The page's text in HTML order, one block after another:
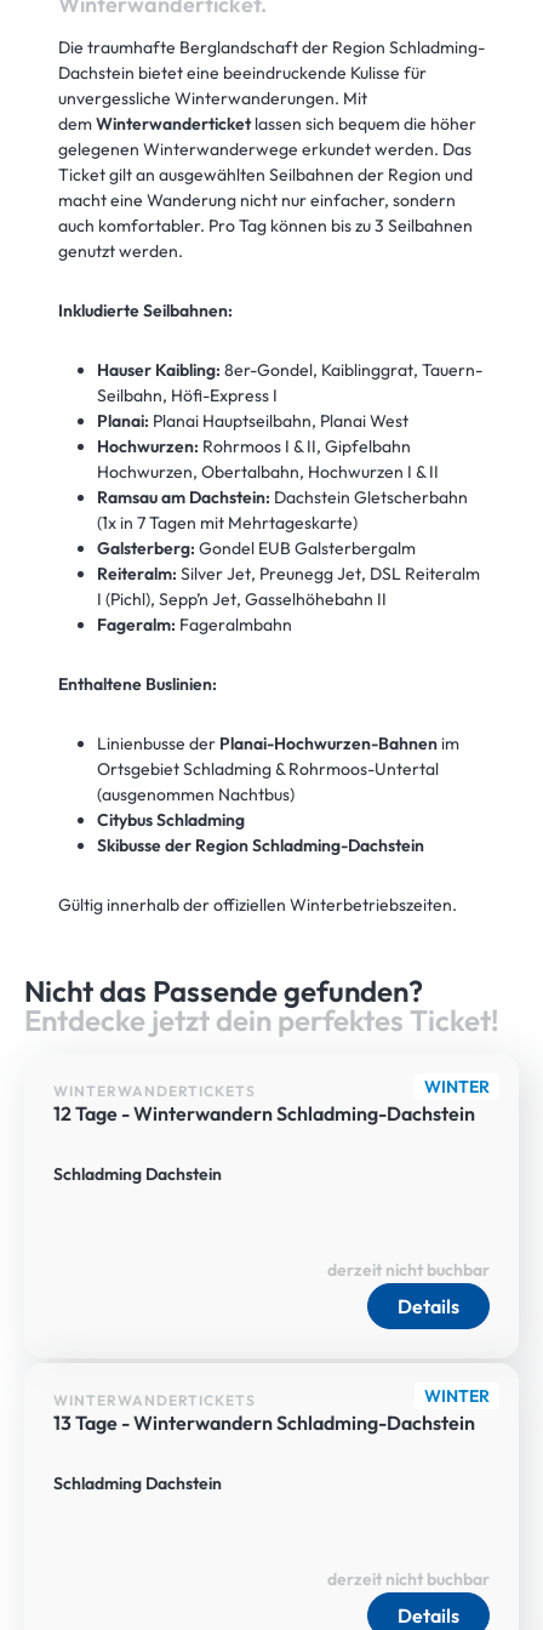
Die traumhafte Berglandschaft der Region Schladming-
Dachstein bietet eine beeindruckende Kulisse für
unvergessliche Winterwanderungen. Mit
demWinterwanderticketlassen sich bequem die höher
gelegenen Winterwanderwege erkundet werden. Das
Ticket gilt an ausgewählten Seilbahnen der Region und
macht eine Wanderung nicht nur einfacher, sondern
auch komfortabler. Pro Tag können bis zu 3 Seilbahnen
genutzt werden.
Inkludierte Seilbahnen:
Hauser Kaibling: 8er-Gondel, Kaiblinggrat, Tauern-
Seilbahn, Höfi-Express I
Planai: Planai Hauptseilbahn, Planai West
Hochwurzen: Rohrmoos I & II, Gipfelbahn
Hochwurzen, Obertalbahn, Hochwurzen I & II
Ramsau am Dachstein: Dachstein Gletscherbahn
(1x in 7 Tagen mit Mehrtageskarte)
Galsterberg: Gondel EUB Galsterbergalm
Reiteralm: Silver Jet, Preunegg Jet, DSL Reiteralm
I (Pichl), Sepp’n Jet, Gasselhöhebahn II
Fageralm: Fageralmbahn
Enthaltene Buslinien:
Linienbusse der Planai-Hochwurzen-Bahnenim
Ortsgebiet Schladming & Rohrmoos-Untertal
(ausgenommen Nachtbus)
Citybus Schladming
Skibusse der Region Schladming-Dachstein
Gültig innerhalb der offiziellen Winterbetriebszeiten.
Nicht das Passende gefunden?
Entdecke jetzt dein perfektes Ticket!
WINTER
WINTERWANDERTICKETS
12 Tage - Winterwandern Schladming-Dachstein
Schladming Dachstein
Details
derzeit nicht buchbar
WINTER
WINTERWANDERTICKETS
13 Tage - Winterwandern Schladming-Dachstein
Schladming Dachstein
Details
derzeit nicht buchbar